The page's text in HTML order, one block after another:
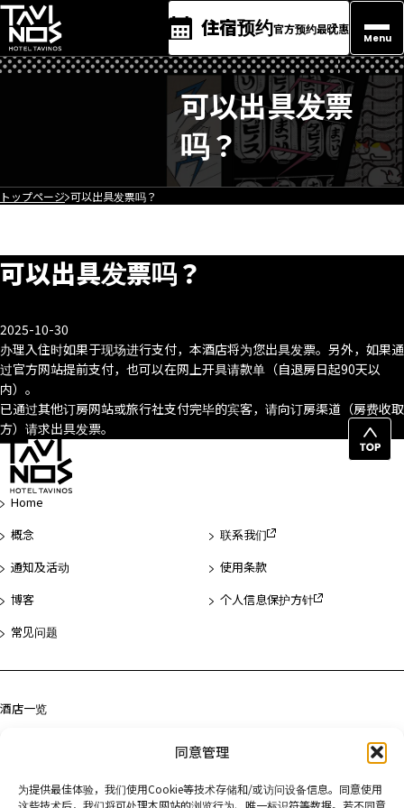
同意管理
为提供最佳体验，我们使用Cookie等技术存储和/或访问设备信息。同意使用
这些技术后，我们将可处理本网站的浏览行为、唯一标识符等数据。若不同意
住宿预约官方预约最优惠
Menu
可以出具发票
吗？
トップページ 可以出具发票吗？
可以出具发票吗？
2025-10-30
办理入住时如果于现场进行支付，本酒店将为您出具发票。另外，如果通
过官方网站提前支付，也可以在网上开具请款单（自退房日起90天以
内）。
已通过其他订房网站或旅行社支付完毕的宾客，请向订房渠道（房费收取
方）请求出具发票。
返
Home
概念
通知及活动
博客
常见问题
联系我们
使用条款
个人信息保护方针
酒店一览